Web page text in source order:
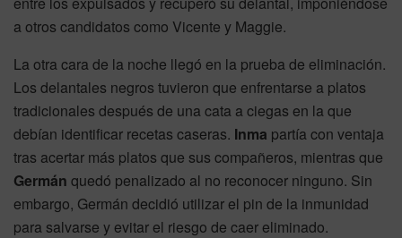
a otros candidatos como Vicente y Maggie.
La otra cara de la noche llegó en la prueba de eliminación.
Los delantales negros tuvieron que enfrentarse a platos
tradicionales después de una cata a ciegas en la que
debían identificar recetas caseras. Inma partía con ventaja
tras acertar más platos que sus compañeros, mientras que
Germán quedó penalizado al no reconocer ninguno. Sin
embargo, Germán decidió utilizar el pin de la inmunidad
para salvarse y evitar el riesgo de caer eliminado.